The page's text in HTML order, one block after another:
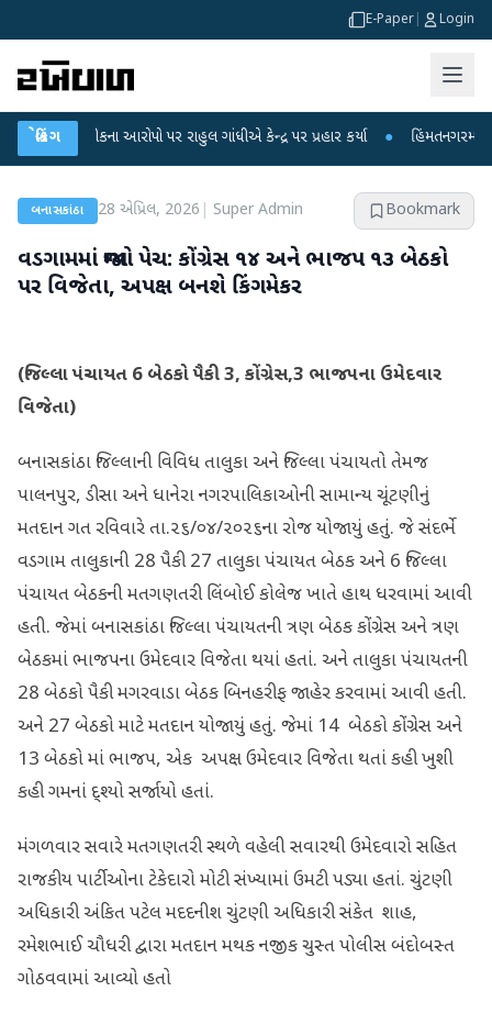
E-Paper Login
બ્રેકિંગ
લીકના આરોપો પર રાહુલ ગાંધીએ કેન્દ્ર પર પ્રહાર કર્યા ● હિંમતનગરમાં રહસ્યમય
બનાસકાંઠા 28 એપ્રિલ, 2026 Super Admin Bookmark
વડગામમાં જામ્યો પેચ: કોંગ્રેસ ૧૪ અને ભાજપ ૧૩ બેઠકો
પર વિજેતા, અપક્ષ બનશે કિંગમેકર
(જિલ્લા પંચાયત 6 બેઠકો પૈકી 3, કોંગ્રેસ,3 ભાજપના ઉમેદવાર
વિજેતા)
બનાસકાંઠા જિલ્લાની વિવિધ તાલુકા અને જિલ્લા પંચાયતો તેમજ
પાલનપુર, ડીસા અને ધાનેરા નગરપાલિકાઓની સામાન્ય ચૂંટણીનું
મતદાન ગત રવિવારે તા.૨૬/૦૪/૨૦૨૬ના રોજ યોજાયું હતું. જે સંદર્ભે
વડગામ તાલુકાની 28 પૈકી 27 તાલુકા પંચાયત બેઠક અને 6 જિલ્લા
પંચાયત બેઠકની મતગણતરી લિંબોઈ કોલેજ ખાતે હાથ ધરવામાં આવી
હતી. જેમાં બનાસકાંઠા જિલ્લા પંચાયતની ત્રણ બેઠક કોંગ્રેસ અને ત્રણ
બેઠકમાં ભાજપના ઉમેદવાર વિજેતા થયાં હતાં. અને તાલુકા પંચાયતની
28 બેઠકો પૈકી મગરવાડા બેઠક બિનહરીફ જાહેર કરવામાં આવી હતી.
અને 27 બેઠકો માટે મતદાન યોજાયું હતું. જેમાં 14 બેઠકો કોંગ્રેસ અને
13 બેઠકો માં ભાજપ, એક અપક્ષ ઉમેદવાર વિજેતા થતાં કહી ખુશી
કહી ગમનાં દ્શ્યો સર્જાયો હતાં.
મંગળવાર સવારે મતગણતરી સ્થળે વહેલી સવારથી ઉમેદવારો સહિત
રાજકીય પાર્ટીઓના ટેકેદારો મોટી સંખ્યામાં ઉમટી પડ્યા હતાં. ચુંટણી
અધિકારી અંકિત પટેલ મદદનીશ ચુંટણી અધિકારી સંકેત શાહ,
રમેશભાઈ ચૌધરી દ્વારા મતદાન મથક નજીક ચુસ્ત પોલીસ બંદોબસ્ત
ગોઠવવામાં આવ્યો હતો